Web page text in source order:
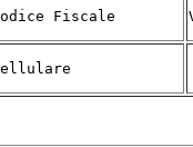
Fiscale